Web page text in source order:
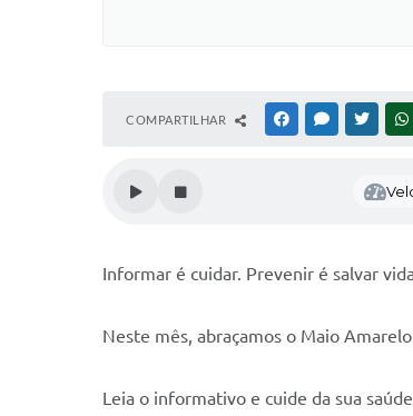
COMPARTILHAR FACEBOOKMESSENGER
Informar é cuidar. Prevenir é salvar
Neste mês, abraçamos o Maio
Leia o informativo e cuide da sua